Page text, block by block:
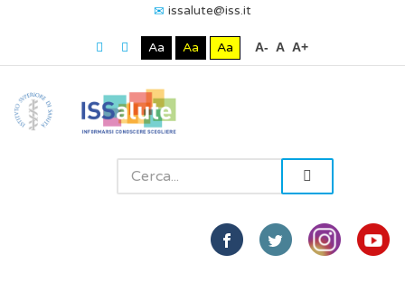
issalute@iss.it
Aa Aa Aa A- A A+